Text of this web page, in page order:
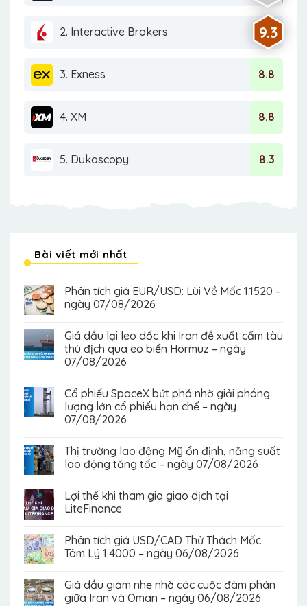
2. Interactive Brokers 9.3
3. Exness 8.8
4. XM 8.8
5. Dukascopy 8.3
Bài viết mới nhất
Phân tích giá EUR/USD: Lùi Về Mốc 1.1520 –
ngày 07/08/2026
Giá dầu lại leo dốc khi Iran đề xuất cấm tàu
thù địch qua eo biển Hormuz – ngày
07/08/2026
Cổ phiếu SpaceX bứt phá nhờ giải phóng
lượng lớn cổ phiếu hạn chế – ngày
07/08/2026
Thị trường lao động Mỹ ổn định, năng suất
lao động tăng tốc – ngày 07/08/2026
Lợi thế khi tham gia giao dịch tại
LiteFinance
Phân tích giá USD/CAD Thử Thách Mốc
Tâm Lý 1.4000 – ngày 06/08/2026
Giá dầu giảm nhẹ nhờ các cuộc đàm phán
giữa Iran và Oman – ngày 06/08/2026